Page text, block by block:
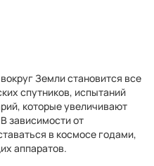
Земли становится все
спутников, испытаний
которые увеличивают
зависимости от
в космосе годами,
аппаратов.